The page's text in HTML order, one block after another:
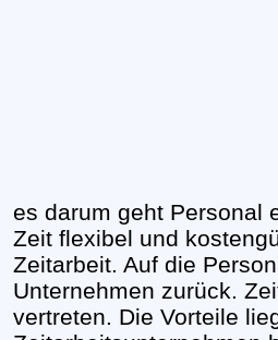
es darum geht Personal
Zeit flexibel und
Zeitarbeit. Auf die
Unternehmen zurück.
vertreten. Die Vorteile